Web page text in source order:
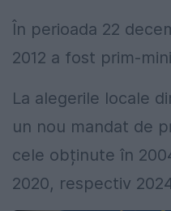
În perioada 22
2012 a fost prim-
La alegerile locale
un nou mandat de
cele obținute în
2020, respectiv